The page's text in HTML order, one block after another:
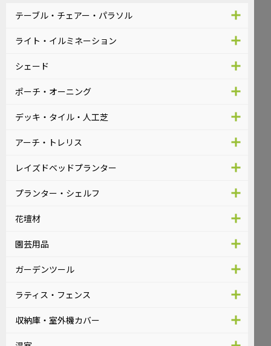
テーブル・チェアー・パラソル
ライト・イルミネーション
シェード
ポーチ・オーニング
デッキ・タイル・人工芝
アーチ・トレリス
レイズドベッドプランター
プランター・シェルフ
花壇材
園芸用品
ガーデンツール
ラティス・フェンス
収納庫・室外機カバー